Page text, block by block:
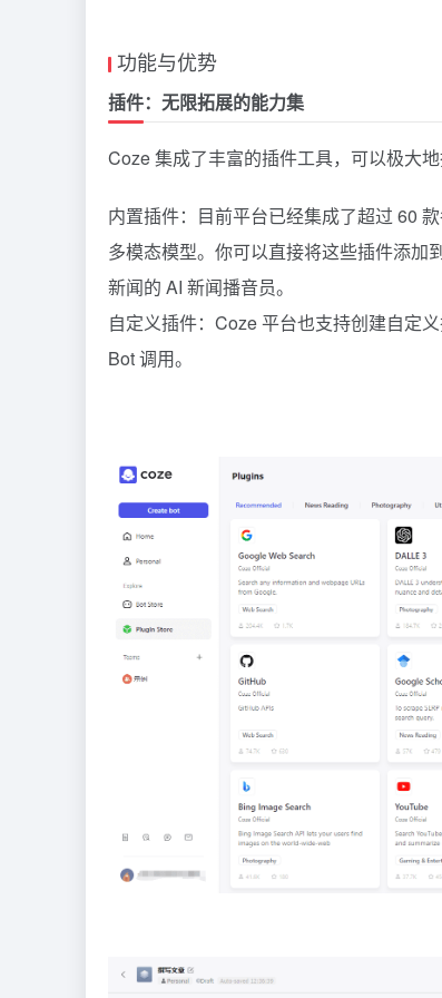
功能与优势
插件：无限拓展的能力集
Coze 集成了丰富的插件工具，可以极大地
内置插件：目前平台已经集成了超过 60
多模态模型。你可以直接将这些插件添加
新闻的 AI 新闻播音员。
自定义插件：Coze 平台也支持创建自定
Bot 调用。